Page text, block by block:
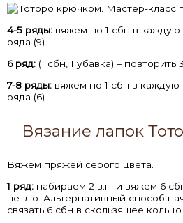
4-5 ряды: вяжем по 1 сбн в
ряда (9).
6 ряд: (1 сбн, 1 убавка) – повторить
7-8 ряды: вяжем по 1 сбн в
ряда (6).
Вязание лапок
Вяжем пряжей серого цвета.
1 ряд: набираем 2 в.п. и вяжем 6
петлю. Альтернативный способ
связать 6 сбн в скользящее